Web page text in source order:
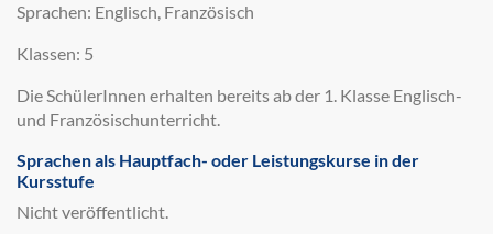
Sprachen: Englisch, Französisch
Klassen: 5
Die SchülerInnen erhalten bereits ab der 1. Klasse Englisch-
und Französischunterricht.
Sprachen als Hauptfach- oder Leistungskurse in der
Kursstufe
Nicht veröffentlicht.